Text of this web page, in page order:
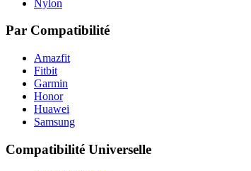
Nylon
Par Compatibilité
Amazfit
Fitbit
Garmin
Honor
Huawei
Samsung
Compatibilité Universelle